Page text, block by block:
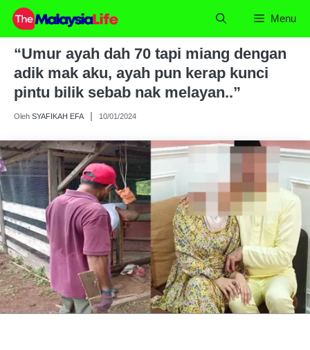
Skip
content
Menu
“Umur ayah dah 70 tapi miang dengan
adik mak aku, ayah pun kerap kunci
pintu bilik sebab nak melayan..”
Oleh SYAFIKAH EFA 10/01/2024